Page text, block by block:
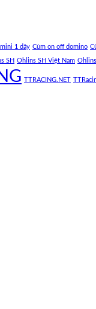
1 dây Cùm on off domino
SH Ohlins SH Việt Nam
TTRACING.NET